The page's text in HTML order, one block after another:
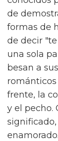
de
formas de
de decir
una sola
besan a sus
frente, la
y el pecho.